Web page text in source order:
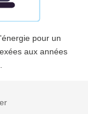
pour un
aux années